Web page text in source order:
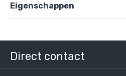
Eigenschappen
€ 12,35 excl. BTW
Direct contact